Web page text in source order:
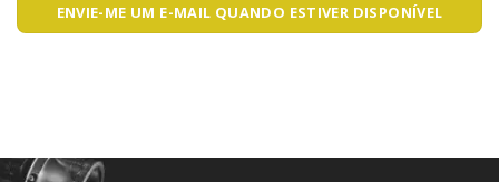
ENVIE-ME UM E-MAIL QUANDO ESTIVER DISPONÍVEL